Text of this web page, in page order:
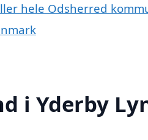
hele Odsherred
i Yderby